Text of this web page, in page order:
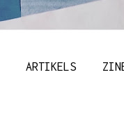
ARTIKELS